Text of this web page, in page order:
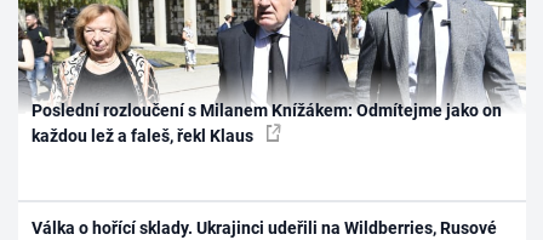
Poslední rozloučení s Milanem Knížákem: Odmítejme jako on
každou lež a faleš, řekl Klaus
Válka o hořící sklady. Ukrajinci udeřili na Wildberries, Rusové